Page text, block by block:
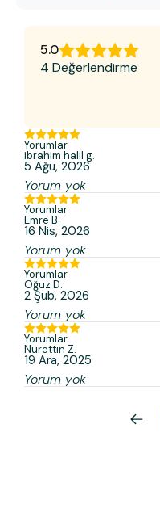
5.0
4 Değerlendirme
Yorumlar
ibrahim halil g.
5 Ağu, 2026
Yorum yok
Yorumlar
Emre B.
16 Nis, 2026
Yorum yok
Yorumlar
Oğuz D.
2 Şub, 2026
Yorum yok
Yorumlar
Nurettin Z.
19 Ara, 2025
Yorum yok